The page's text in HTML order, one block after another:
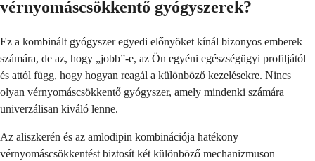
vérnyomáscsökkentő gyógyszerek?
Ez a kombinált gyógyszer egyedi előnyöket kínál bizonyos emberek
számára, de az, hogy „jobb”-e, az Ön egyéni egészségügyi profiljától
és attól függ, hogy hogyan reagál a különböző kezelésekre. Nincs
olyan vérnyomáscsökkentő gyógyszer, amely mindenki számára
univerzálisan kiváló lenne.
Az aliszkerén és az amlodipin kombinációja hatékony
vérnyomáscsökkentést biztosít két különböző mechanizmuson